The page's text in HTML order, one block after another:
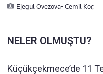
Ejegul Ovezova- Cemil Koç
NELER OLMUŞTU?
Küçükçekmece’de 11